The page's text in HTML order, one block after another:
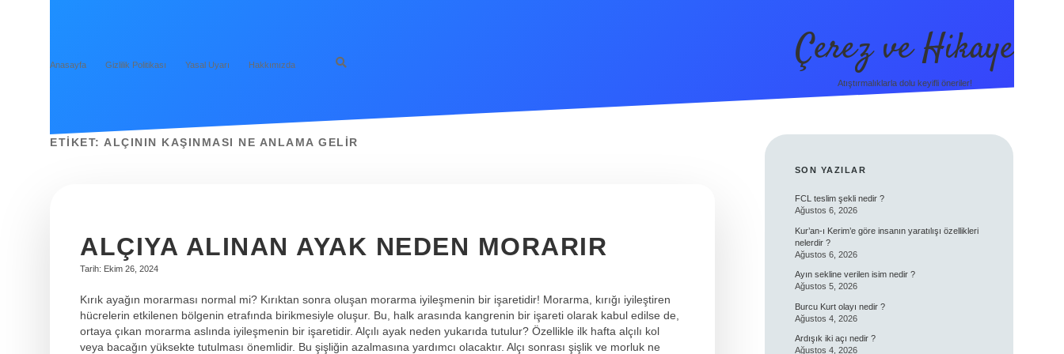
Anasayfa Gizlilik Politikası Yasal Uyarı Hakkımızda Çerez ve Hikaye
Atıştırmalıklarla dolu keyifli öneriler!
ETIKET: ALÇININ KAŞINMASI NE ANLAMA GELIR
ALÇIYA ALINAN AYAK NEDEN MORARIR
Tarih: Ekim 26, 2024
Kırık ayağın morarması normal mi? Kırıktan sonra oluşan morarma iyileşmenin bir işaretidir! Morarma, kırığı iyileştiren
hücrelerin etkilenen bölgenin etrafında birikmesiyle oluşur. Bu, halk arasında kangrenin bir işareti olarak kabul edilse de,
ortaya çıkan morarma aslında iyileşmenin bir işaretidir. Alçılı ayak neden yukarıda tutulur? Özellikle ilk hafta alçılı kol
veya bacağın yüksekte tutulması önemlidir. Bu şişliğin azalmasına yardımcı olacaktır. Alçı sonrası şişlik ve morluk ne
SIDEBAR
SON YAZILAR
FCL teslim şekli nedir ?
Ağustos 6, 2026
Kur’an-ı Kerim’e göre insanın yaratılışı özellikleri
nelerdir ?
Ağustos 6, 2026
Ayın sekline verilen isim nedir ?
Ağustos 5, 2026
Burcu Kurt olayı nedir ?
Ağustos 4, 2026
Ardışık iki açı nedir ?
Ağustos 4, 2026